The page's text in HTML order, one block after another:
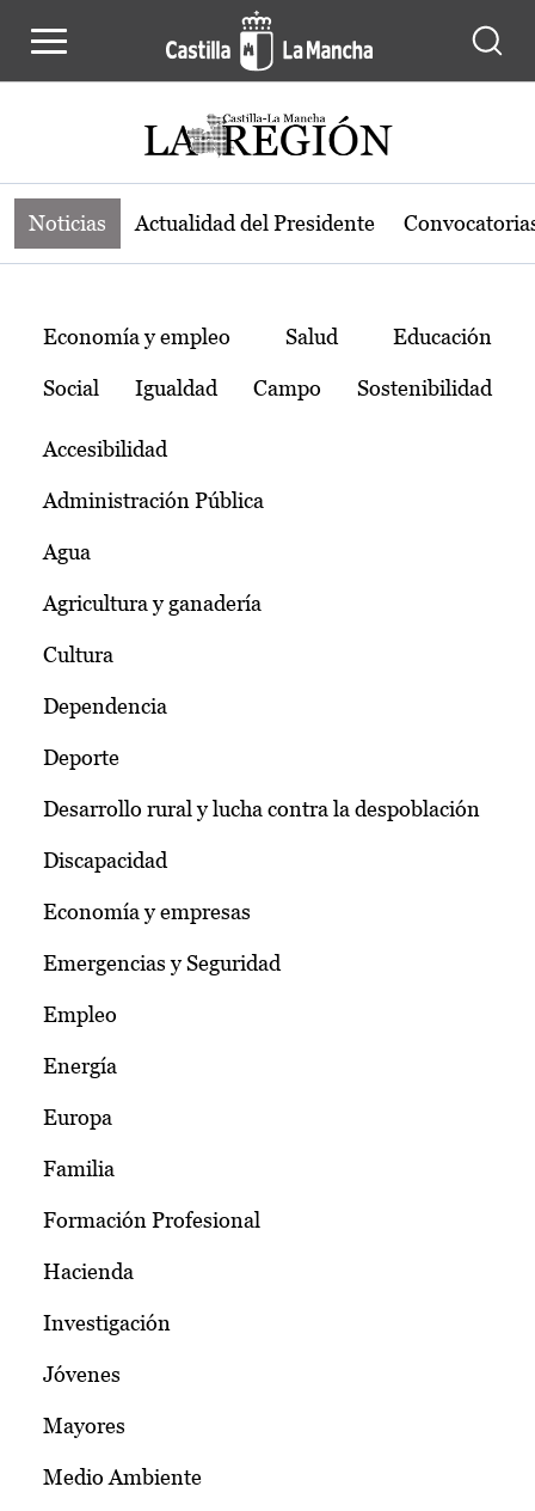
Noticias de la región de Castilla-La
Noticias Actualidad del Presidente
Temas
Economía y empleo Salud Educación
Social Igualdad Campo Sostenibilidad
Accesibilidad
Administración Pública
Agua
Agricultura y ganadería
Cultura
Dependencia
Deporte
Desarrollo rural y lucha contra la despoblación
Discapacidad
Economía y empresas
Emergencias y Seguridad
Empleo
Energía
Europa
Familia
Formación Profesional
Hacienda
Investigación
Jóvenes
Mayores
Medio Ambiente